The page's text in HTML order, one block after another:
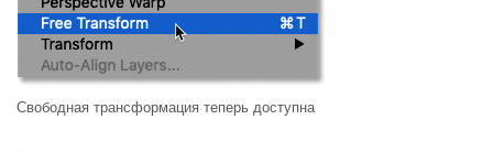
Свободная трансформация теперь доступна